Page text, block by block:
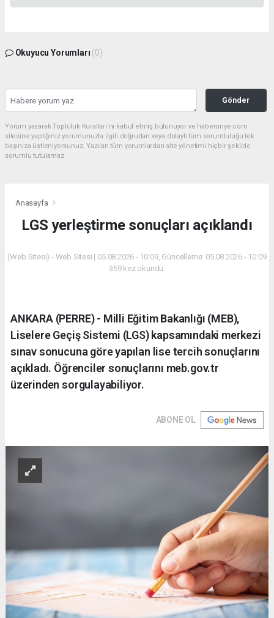
Okuyucu Yorumları (0)
Gönder
Yorum yazarak Topluluk Kuralları’nı kabul etmiş bulunuyor ve haberunye.com
sitesine yaptığınız yorumunuzla ilgili doğrudan veya dolaylı tüm sorumluluğu tek
başınıza üstleniyorsunuz. Yazılan tüm yorumlardan site yönetimi hiçbir şekilde
sorumlu tutulamaz.
Anasayfa
LGS yerleştirme sonuçları açıklandı
(Web Sitesi) - Web Sitesi | 05.08.2026 - 10:09, Güncelleme: 05.08.2026 - 10:09
359 kez okundu.
ANKARA (PERRE) - Milli Eğitim Bakanlığı (MEB),
Liselere Geçiş Sistemi (LGS) kapsamındaki merkezi
sınav sonucuna göre yapılan lise tercih sonuçlarını
açıkladı. Öğrenciler sonuçlarını meb.gov.tr
üzerinden sorgulayabiliyor.
ABONE OL